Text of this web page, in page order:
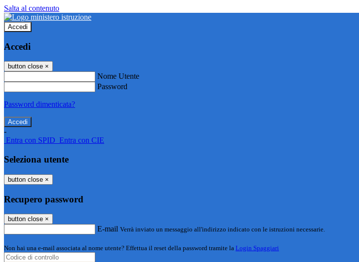
Salta al contenuto
Accedi
Accedi
button close ×
Nome Utente
Password
Password dimenticata?
-
Entra con SPID Entra con CIE
Seleziona utente
button close ×
Recupero password
button close ×
E-mail Verrà inviato un messaggio all'indirizzo indicato con le istruzioni necessarie.
Non hai una e-mail associata al nome utente? Effettua il reset della password tramite la Login Spaggiari